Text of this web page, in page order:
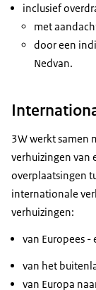
inclusief
met
door een
Nedvan.
3W werkt samen
verhuizingen van
overplaatsingen
internationale
verhuizingen:
van Europees
van het
van Europa